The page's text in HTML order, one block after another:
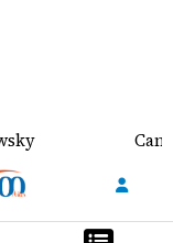
Canal de